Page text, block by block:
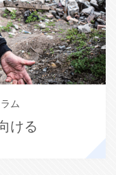
ム
ける